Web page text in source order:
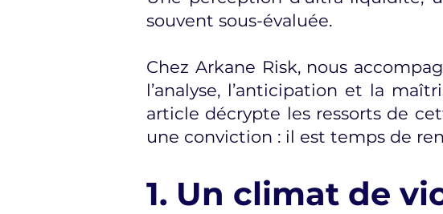
souvent sous-évaluée.
Chez Arkane Risk, nous
l’analyse, l’anticipation et la
article décrypte les ressorts de
une conviction : il est temps de
1. Un climat de